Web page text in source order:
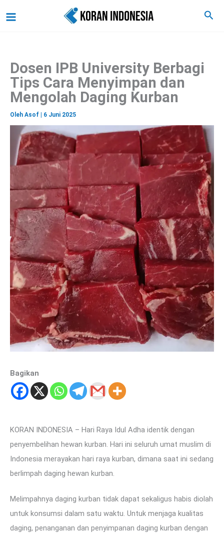
ke
Cari
Dosen IPB University Berbagi
Tips Cara Menyimpan dan
Mengolah Daging Kurban
Oleh Asof 6 Juni 2025
Bagikan
KORAN INDONESIA – Hari Raya Idul Adha identik dengan
penyembelihan hewan kurban. Hari ini seluruh umat muslim di
Indonesia merayakan hari raya kurban, dimana saat ini sedang
berlimpah daging hewan kurban.
Melimpahnya daging kurban tidak dapat sekaligus habis diolah
untuk konsumsi dalam satu waktu. Untuk menjaga kualitas
daging, penanganan dan penyimpanan daging kurban dengan
a